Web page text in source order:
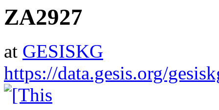
ZA2927
at GESISKG
https://data.gesis.org/